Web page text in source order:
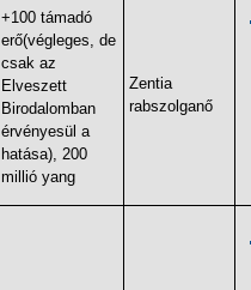
+100 támadó
erő(végleges, de
csak az
Elveszett
Birodalomban
érvényesül a
hatása), 200
millió yang
Zentia
rabszolganő